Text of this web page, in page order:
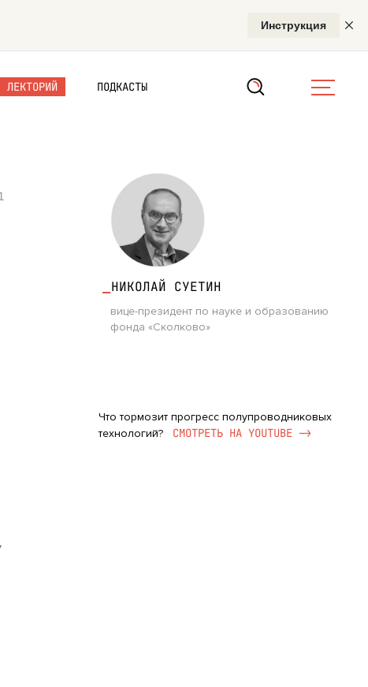
ЛЕКТОРИЙ ПОДКАСТЫ
НИКОЛАЙ СУЕТИН
вице-президент по науке и образованию
фонда «Сколково»
Что тормозит прогресс полупроводниковых
технологий?
CМОТРЕТЬ НА YOUTUBE ->